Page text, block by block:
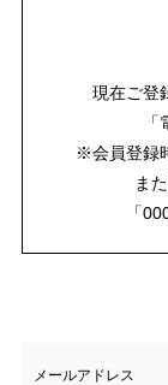
現在ご登
※会員登録
ま
「
メールアドレス